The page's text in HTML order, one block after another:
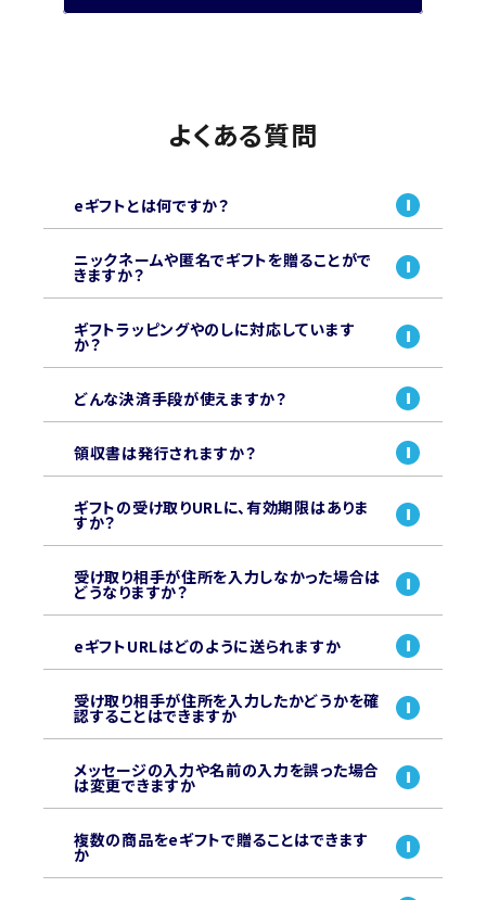
よくある質問
eギフトとは何ですか？
ニックネームや匿名でギフトを贈ることがで
きますか？
ギフトラッピングやのしに対応しています
か？
どんな決済手段が使えますか？
領収書は発行されますか？
ギフトの受け取りURLに、有効期限はありま
すか？
受け取り相手が住所を入力しなかった場合は
どうなりますか？
eギフトURLはどのように送られますか
受け取り相手が住所を入力したかどうかを確
認することはできますか
メッセージの入力や名前の入力を誤った場合
は変更できますか
複数の商品をeギフトで贈ることはできます
か